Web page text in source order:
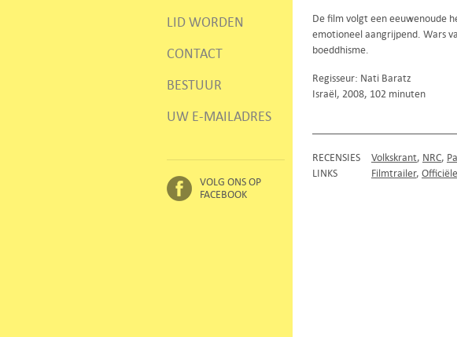
LID WORDEN
CONTACT
BESTUUR
UW E-MAILADRES
VOLG ONS OP
FACEBOOK
De film volgt een eeuwenoude
emotioneel aangrijpend. Wars
boeddhisme.
Regisseur: Nati Baratz
Israël, 2008, 102 minuten
RECENSIES Volkskrant NRC
LINKS
Filmtrailer